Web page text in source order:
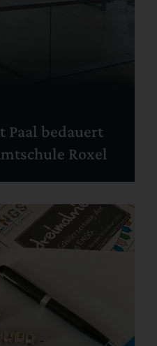
Paal bedauert
Roxel